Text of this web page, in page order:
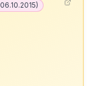
06.10.2015)